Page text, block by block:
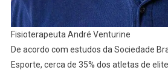
Fisioterapeuta André Venturine
De acordo com estudos da Sociedade
Esporte, cerca de 35% dos atletas de